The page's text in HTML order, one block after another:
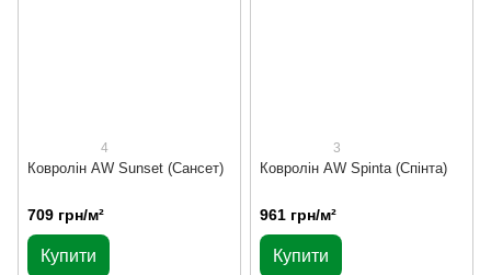
4
Ковролін AW Sunset (Сансет)
709 грн/м²
Купити
3
Ковролін AW Spinta (Спінта)
961 грн/м²
Купити